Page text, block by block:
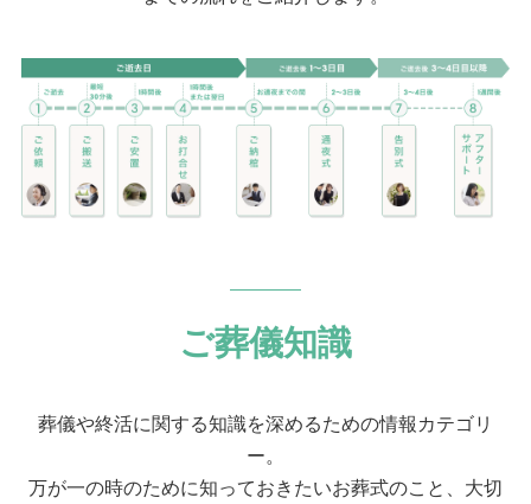
ご葬儀知識
葬儀や終活に関する知識を深めるための情報カテゴリ
ー。
万が一の時のために知っておきたいお葬式のこと、大切